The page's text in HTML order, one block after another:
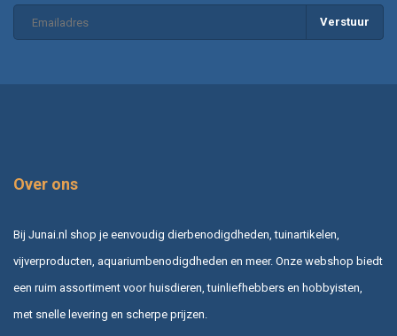
Verstuur
Over ons
Bij Junai.nl shop je eenvoudig dierbenodigdheden, tuinartikelen,
vijverproducten, aquariumbenodigdheden en meer. Onze webshop biedt
een ruim assortiment voor huisdieren, tuinliefhebbers en hobbyisten,
met snelle levering en scherpe prijzen.